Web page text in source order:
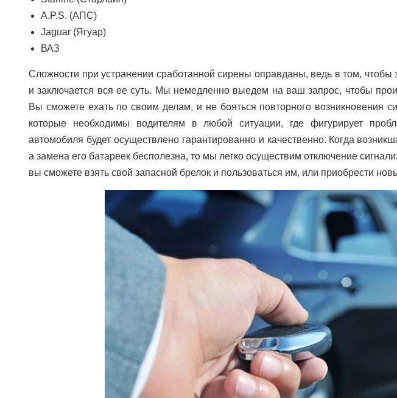
A.P.S. (АПС)
Jaguar (Ягуар)
ВАЗ
Сложности при устранении сработанной сирены оправданы, ведь в том, чтобы
и заключается вся ее суть. Мы немедленно выедем на ваш запрос, чтобы
Вы сможете ехать по своим делам, и не бояться повторного возникновения
которые необходимы водителям в любой ситуации, где фигурирует
автомобиля будет осуществлено гарантированно и качественно. Когда
а замена его батареек бесполезна, то мы легко осуществим отключение
вы сможете взять свой запасной брелок и пользоваться им, или приобрести